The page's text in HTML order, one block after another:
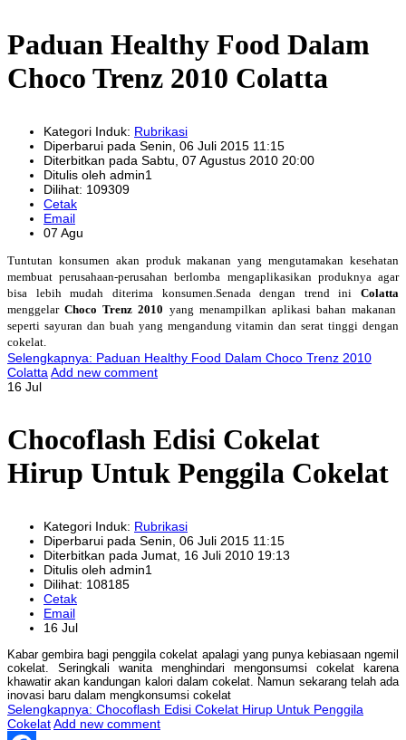
Paduan Healthy Food Dalam
Choco Trenz 2010 Colatta
Kategori Induk: Rubrikasi
Diperbarui pada Senin, 06 Juli 2015 11:15
Diterbitkan pada Sabtu, 07 Agustus 2010 20:00
Ditulis oleh admin1
Dilihat: 109309
Cetak
Email
07 Agu
Tuntutan konsumen akan produk makanan yang mengutamakan kesehatan
membuat perusahaan-perusahan berlomba mengaplikasikan produknya agar
bisa lebih mudah diterima konsumen.Senada dengan trend ini Colatta
menggelarChoco Trenz 2010 yang menampilkan aplikasi bahan makanan
seperti sayuran dan buah yang mengandung vitamin dan serat tinggi dengan
cokelat.
Selengkapnya: Paduan Healthy Food Dalam Choco Trenz 2010
Colatta Add new comment
16 Jul
Chocoflash Edisi Cokelat
Hirup Untuk Penggila Cokelat
Kategori Induk: Rubrikasi
Diperbarui pada Senin, 06 Juli 2015 11:15
Diterbitkan pada Jumat, 16 Juli 2010 19:13
Ditulis oleh admin1
Dilihat: 108185
Cetak
Email
16 Jul
Kabar gembira bagi penggila cokelat apalagi yang punya kebiasaan ngemil
cokelat. Seringkali wanita menghindari mengonsumsi cokelat karena
khawatir akan kandungan kalori dalam cokelat. Namun sekarang telah ada
inovasi baru dalam mengkonsumsi cokelat
Selengkapnya: Chocoflash Edisi Cokelat Hirup Untuk Penggila
CokelatAdd new comment